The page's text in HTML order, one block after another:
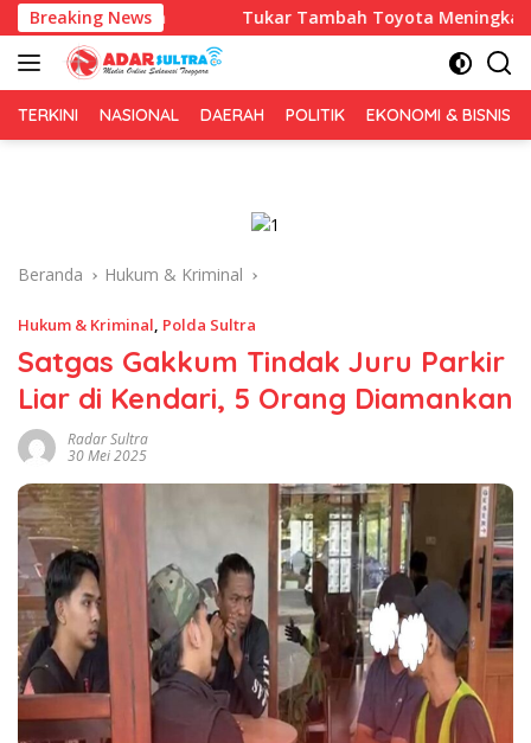
Langsung
ke
konten
Breaking NewsTukar Tambah Toyota Meningkat, Trust Catat
TERKINI NASIONAL DAERAH POLITIK EKONOMI & BISNIS
Beranda Hukum & Kriminal
Hukum & Kriminal, Polda Sultra
Satgas Gakkum Tindak Juru Parkir
Liar di Kendari, 5 Orang Diamankan
Radar Sultra
30 Mei 2025